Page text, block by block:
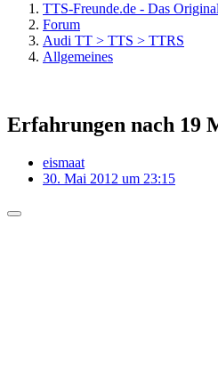
TTS-Freunde.de - Das
Forum
Audi TT > TTS > TTRS
Allgemeines
Erfahrungen nach 19
eismaat
30. Mai 2012 um 23:15